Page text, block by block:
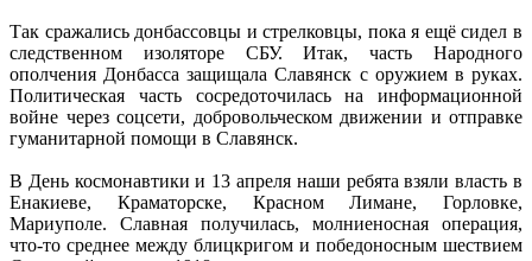
Так сражались донбассовцы и стрелковцы, пока я ещё сидел в
следственном изоляторе СБУ. Итак, часть Народного
ополчения Донбасса защищала Славянск с оружием в руках.
Политическая часть сосредоточилась на информационной
войне через соцсети, добровольческом движении и отправке
гуманитарной помощи в Славянск.
В День космонавтики и 13 апреля наши ребята взяли власть в
Енакиеве, Краматорске, Красном Лимане, Горловке,
Мариуполе. Славная получилась, молниеносная операция,
что-то среднее между блицкригом и победоносным шествием